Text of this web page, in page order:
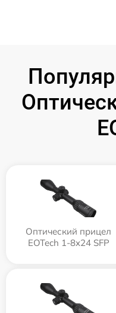
Оптический прицел
EOTech 1-8x24 SFP